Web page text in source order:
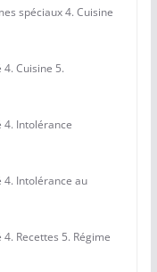
spéciaux 4. Cuisine
Cuisine 5.
4. Intolérance
4. Intolérance au
Recettes 5. Régime